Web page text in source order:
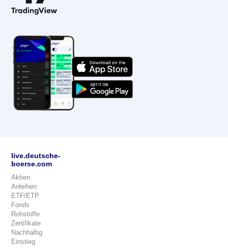
live.deutsche-
boerse.com
Aktien
Anleihen
ETF/ETP
Fonds
Rohstoffe
Zertifikate
Nachhaltig
Einstieg